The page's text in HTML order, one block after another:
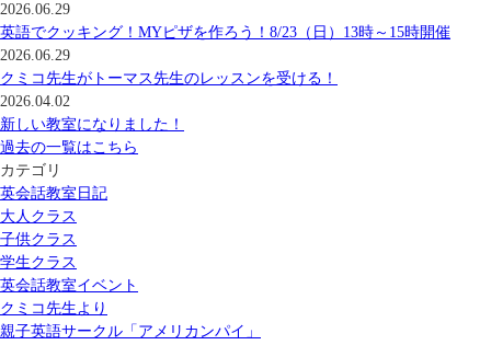
2026.06.29
英語でクッキング！MYピザを作ろう！8/23（日）13時～15時開催
2026.06.29
クミコ先生がトーマス先生のレッスンを受ける！
2026.04.02
新しい教室になりました！
過去の一覧はこちら
カテゴリ
英会話教室日記
大人クラス
子供クラス
学生クラス
英会話教室イベント
クミコ先生より
親子英語サークル「アメリカンパイ」